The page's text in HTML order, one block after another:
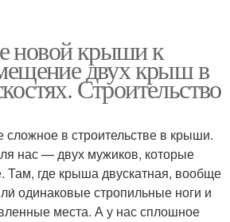
новой крыши к
двух крыш в
Строительство
в строительстве в крыши.
нас — двух мужиков, которые
Там, где крыша двускатная, вообще
одинаковые стропильные ноги и
места. А у нас сплошное